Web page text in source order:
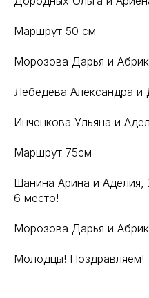
Маршрут 50 см
Морозова Дарья и
Лебедева Александра
Инченкова Ульяна и
Маршрут 75см
Шанина Арина и Аделия,
6 место!
Морозова Дарья и
Молодцы! Поздравляем!